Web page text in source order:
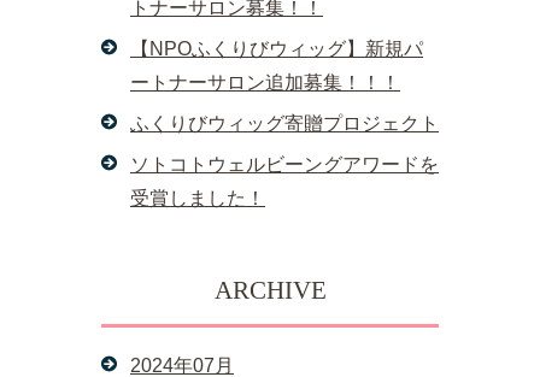
トナーサロン募集！！
【NPOふくりびウィッグ】新規パ
ートナーサロン追加募集！！！
ふくりびウィッグ寄贈プロジェクト
ソトコトウェルビーングアワードを
受賞しました！
ARCHIVE
2024年07月